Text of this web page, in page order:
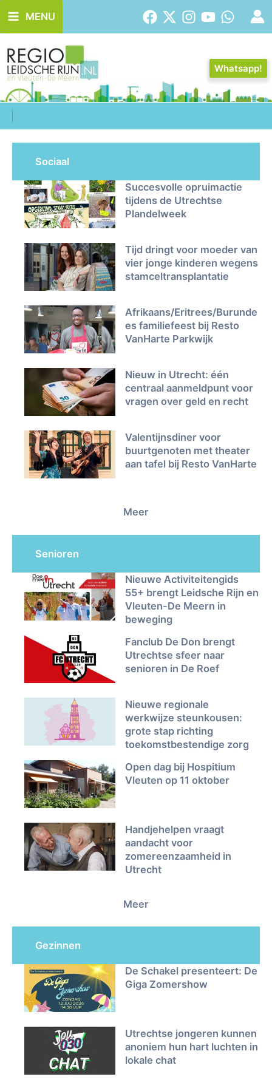
naar
de
inhoud
MENU
Whatsapp!
Sociaal
Succesvolle opruimactie
tijdens de Utrechtse
Plandelweek
Tijd dringt voor moeder van
vier jonge kinderen wegens
stamceltransplantatie
Afrikaans/Eritrees/Burunde
es familiefeest bij Resto
VanHarte Parkwijk
Nieuw in Utrecht: één
centraal aanmeldpunt voor
vragen over geld en recht
Valentijnsdiner voor
buurtgenoten met theater
aan tafel bij Resto VanHarte
Meer
Senioren
Nieuwe Activiteitengids
55+ brengt Leidsche Rijn en
Vleuten-De Meern in
beweging
Fanclub De Don brengt
Utrechtse sfeer naar
senioren in De Roef
Nieuwe regionale
werkwijze steunkousen:
grote stap richting
toekomstbestendige zorg
Open dag bij Hospitium
Vleuten op 11 oktober
Handjehelpen vraagt
aandacht voor
zomereenzaamheid in
Utrecht
Meer
Gezinnen
De Schakel presenteert: De
Giga Zomershow
Utrechtse jongeren kunnen
anoniem hun hart luchten in
lokale chat